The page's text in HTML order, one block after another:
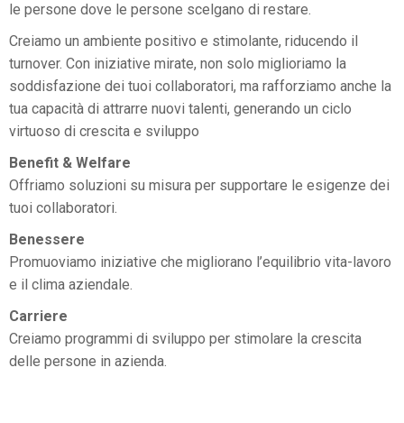
le persone dove le persone scelgano di restare.
Creiamo un ambiente positivo e stimolante, riducendo il
turnover. Con iniziative mirate, non solo miglioriamo la
soddisfazione dei tuoi collaboratori, ma rafforziamo anche la
tua capacità di attrarre nuovi talenti, generando un ciclo
virtuoso di crescita e sviluppo
Benefit & Welfare
Offriamo soluzioni su misura per supportare le esigenze dei
tuoi collaboratori.
Benessere
Promuoviamo iniziative che migliorano l’equilibrio vita-lavoro
e il clima aziendale.
Carriere
Creiamo programmi di sviluppo per stimolare la crescita
delle persone in azienda.